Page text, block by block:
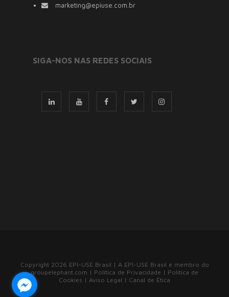
marketing@epiuse.com.br
SIGA-NOS NAS REDES SOCIAIS
Copyright 2026 EPI-USE Brasil | A EPI-USE Brasil é membro do
groupelephant.com | Política de Privacidade | Política de
Cookies | Aviso Legal | Canal de Ética